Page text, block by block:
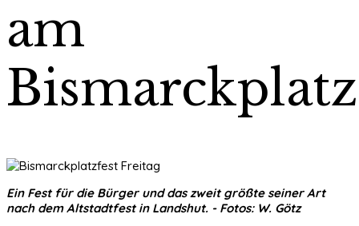
am
Bismarckplatz
Ein Fest für die Bürger und das zweit größte seiner Art
nach dem Altstadtfest in Landshut. - Fotos: W. Götz